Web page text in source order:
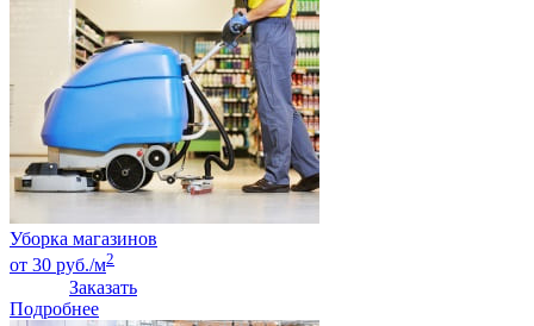
Уборка магазинов
от 30 руб./м2
Заказать
Подробнее